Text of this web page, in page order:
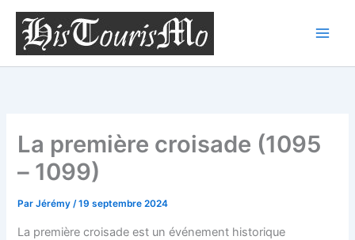
Aller
contenu
La première croisade (1095
– 1099)
ParJérémy/19 septembre 2024
La première croisade est un événement historique